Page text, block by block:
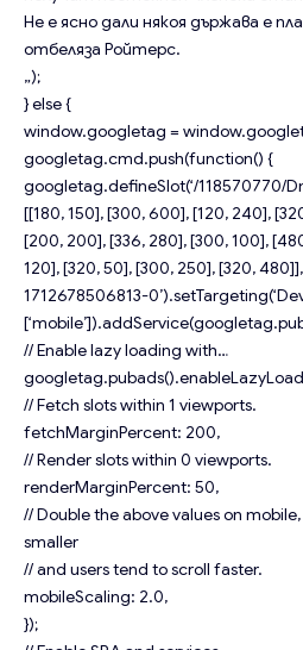
Не е ясно дали някоя държава е
отбеляза Ройтерс.
„);
} else {
window.googletag =
googletag.cmd.push(function() {
googletag.defineSlot(‘/118570770/
[[180, 150], [300, 600], [120, 240],
[200, 200], [336, 280], [300, 100],
120], [320, 50], [300, 250], [320,
1712678506813-
// Enable lazy loading with…
// Fetch slots within 1 viewports.
fetchMarginPercent: 200,
// Render slots within 0 viewports.
renderMarginPercent: 50,
// Double the above values on
smaller
// and users tend to scroll faster.
mobileScaling: 2.0,
});